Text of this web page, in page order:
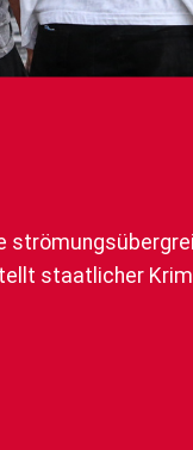
staatlicher